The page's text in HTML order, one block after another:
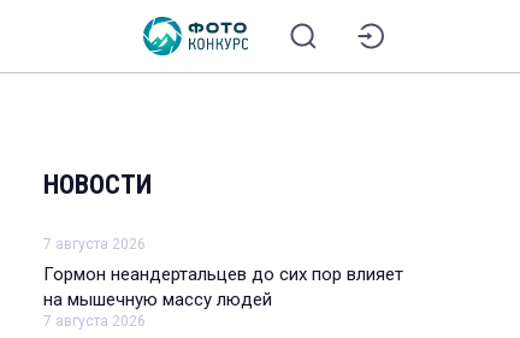
НОВОСТИ
7 августа 2026
Гормон неандертальцев до сих пор влияет
на мышечную массу людей
7 августа 2026